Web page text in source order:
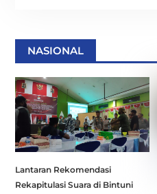
NASIONAL
Lantaran Rekomendasi
Rekapitulasi Suara di Bintuni